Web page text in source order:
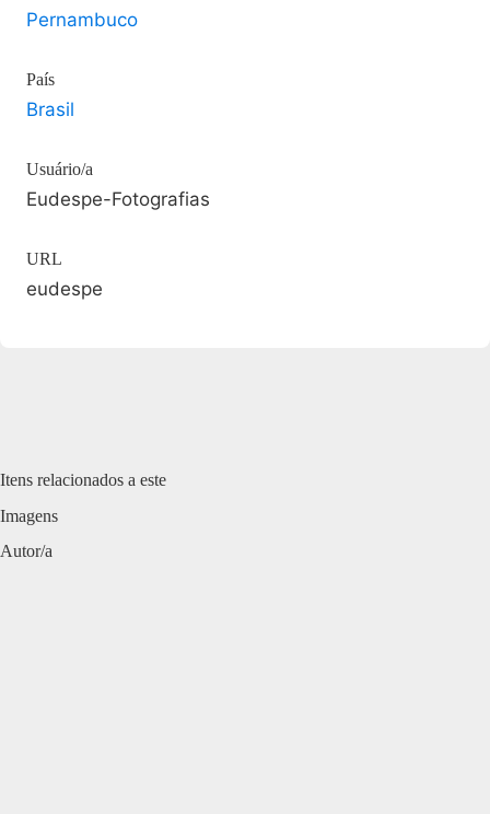
Pernambuco
País
Brasil
Usuário/a
Eudespe-Fotografias
URL
eudespe
Itens relacionados a este
Imagens
Autor/a